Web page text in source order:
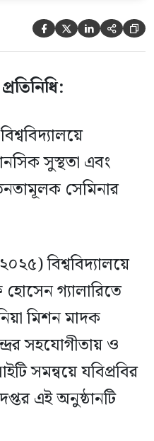
    
সুস্থতা এবং
সেমিনার
বিশ্ববিদ্যালয়ে
গ্যালারিতে
মিশন মাদক
সহযোগীতায় ও
সমন্বয়ে যবিপ্রবির
এই অনুষ্ঠানটি